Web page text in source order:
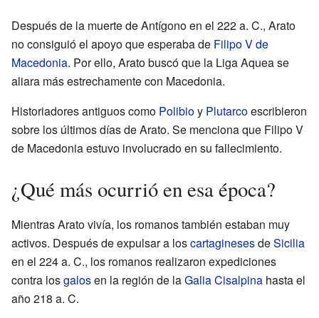
Después de la muerte de Antígono en el 222 a. C., Arato
no consiguió el apoyo que esperaba de Filipo V de
Macedonia. Por ello, Arato buscó que la Liga Aquea se
aliara más estrechamente con Macedonia.
Historiadores antiguos como Polibioy Plutarcoescribieron
sobre los últimos días de Arato. Se menciona que Filipo V
de Macedonia estuvo involucrado en su fallecimiento.
¿Qué más ocurrió en esa época?
Mientras Arato vivía, los romanos también estaban muy
activos. Después de expulsar a loscartaginesesdeSicilia
en el 224 a. C., los romanos realizaron expediciones
contra losgalosen la región de laGalia Cisalpina hasta el
año 218 a. C.